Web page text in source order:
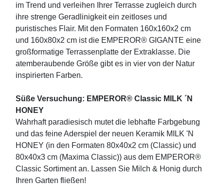
im Trend und verleihen Ihrer Terrasse zugleich durch
ihre strenge Geradlinigkeit ein zeitloses und
puristisches Flair. Mit den Formaten 160x160x2 cm
und 160x80x2 cm ist die EMPEROR® GIGANTE eine
großformatige Terrassenplatte der Extraklasse. Die
atemberaubende Größe gibt es in vier von der Natur
inspirierten Farben.
Süße Versuchung: EMPEROR® Classic MILK ´N
HONEY
Wahrhaft paradiesisch mutet die lebhafte Farbgebung
und das feine Aderspiel der neuen Keramik MILK 'N
HONEY (in den Formaten 80x40x2 cm (Classic) und
80x40x3 cm (Maxima Classic)) aus dem EMPEROR®
Classic Sortiment an. Lassen Sie Milch & Honig durch
Ihren Garten fließen!